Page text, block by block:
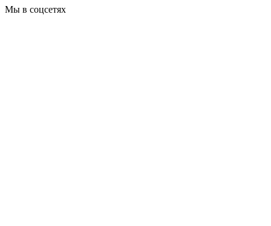
Мы в соцсетях